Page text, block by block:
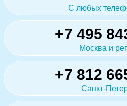
С любых
+7 495
Москва и
+7 812
Санкт-